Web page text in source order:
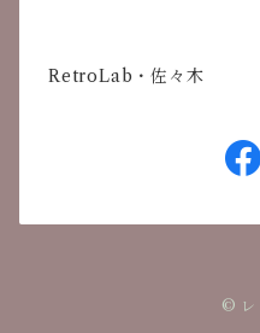
RetroLab・佐々木
© レ